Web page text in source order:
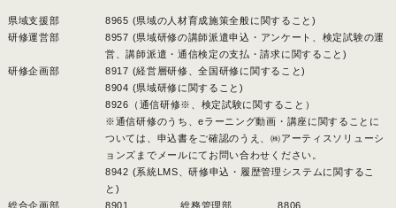
県域支援部
8965 (県域の人材育成施策全般に関すること)
研修運営部
8957 (県域研修の講師派遣申込・アンケート、検定試験の運
営、講師派遣・通信検定の支払・請求に関すること)
研修企画部
8917 (経営層研修、全国研修に関すること)
8904 (県域研修に関すること)
8926（通信研修※、検定試験に関すること）
※通信研修のうち、eラーニング動画・講座に関することに
ついては、申込書をご確認のうえ、㈱アーティスソリューシ
ョンズまでメールにてお問い合わせください。
8942 (系統LMS、研修申込・履歴管理システムに関するこ
と)
総合企画部
8901 、総務管理部 8806